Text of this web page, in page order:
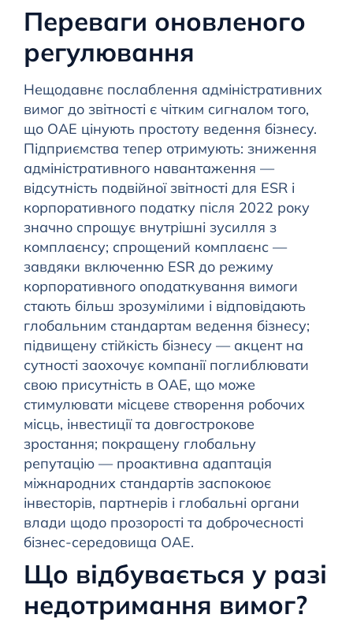
Переваги оновленого
регулювання
Нещодавнє послаблення адміністративних
вимог до звітності є чітким сигналом того,
що ОАЕ цінують простоту ведення бізнесу.
Підприємства тепер отримують: зниження
адміністративного навантаження —
відсутність подвійної звітності для ESR і
корпоративного податку після 2022 року
значно спрощує внутрішні зусилля з
комплаєнсу; спрощений комплаєнс —
завдяки включенню ESR до режиму
корпоративного оподаткування вимоги
стають більш зрозумілими і відповідають
глобальним стандартам ведення бізнесу;
підвищену стійкість бізнесу — акцент на
сутності заохочує компанії поглиблювати
свою присутність в ОАЕ, що може
стимулювати місцеве створення робочих
місць, інвестиції та довгострокове
зростання; покращену глобальну
репутацію — проактивна адаптація
міжнародних стандартів заспокоює
інвесторів, партнерів і глобальні органи
влади щодо прозорості та доброчесності
бізнес-середовища ОАЕ.
Що відбувається у разі
недотримання вимог?